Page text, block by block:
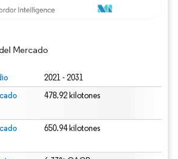
Mercado
2021 - 2031
478.92 kilotones
650.94 kilotones